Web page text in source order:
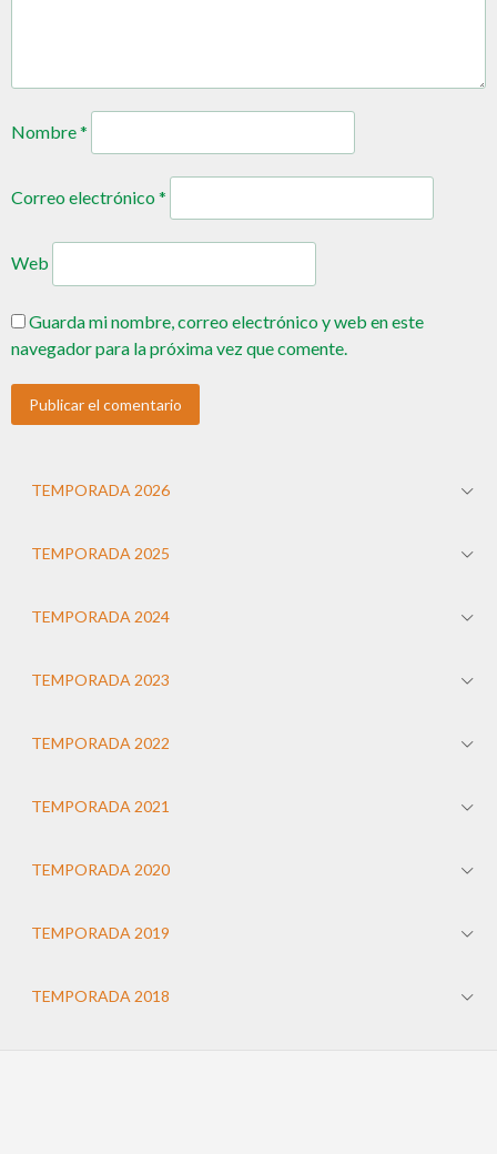
Nombre*
Correo electrónico*
Web
Guarda mi nombre, correo electrónico y web en este
navegador para la próxima vez que comente.
TEMPORADA 2026
TEMPORADA 2025
TEMPORADA 2024
TEMPORADA 2023
TEMPORADA 2022
TEMPORADA 2021
TEMPORADA 2020
TEMPORADA 2019
TEMPORADA 2018